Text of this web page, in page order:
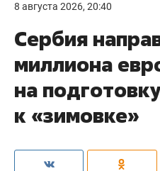
8 августа 2026, 20:40
Сербия
миллиона
на
к «зимовке»